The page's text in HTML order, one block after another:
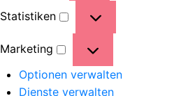
Statistiken
Marketing
Optionen verwalten
Dienste verwalten